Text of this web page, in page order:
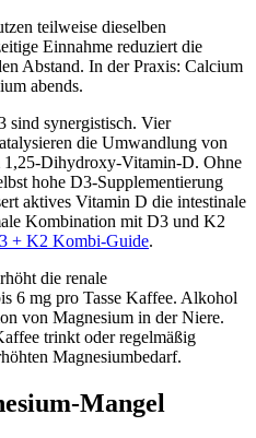
teilweise dieselben
Einnahme reduziert die
Abstand. In der Praxis: Calcium
abends.
sind synergistisch. Vier
die Umwandlung von
Dihydroxy-Vitamin-D. Ohne
hohe D3-Supplementierung
aktives Vitamin D die intestinale
Kombination mit D3 und K2
+ K2 Kombi-Guide.
die renale
6 mg pro Tasse Kaffee. Alkohol
von Magnesium in der Niere.
trinkt oder regelmäßig
Magnesiumbedarf.
Mangel